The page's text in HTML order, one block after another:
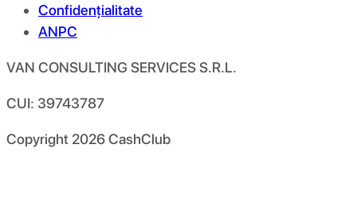
Confidențialitate
ANPC
VAN CONSULTING SERVICES S.R.L.
CUI: 39743787
Copyright 2026CashClub